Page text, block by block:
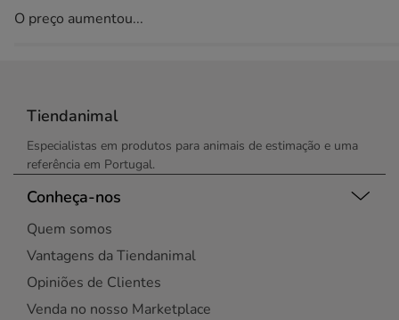
O preço aumentou...
Tiendanimal
Especialistas em produtos para animais de estimação e uma
referência em Portugal.
Conheça-nos
Quem somos
Vantagens da Tiendanimal
Opiniões de Clientes
Venda no nosso Marketplace